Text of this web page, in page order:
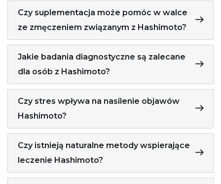
Czy suplementacja może pomóc w walce
ze zmęczeniem związanym z Hashimoto?
Jakie badania diagnostyczne są zalecane
dla osób z Hashimoto?
Czy stres wpływa na nasilenie objawów
Hashimoto?
Czy istnieją naturalne metody wspierające
leczenie Hashimoto?